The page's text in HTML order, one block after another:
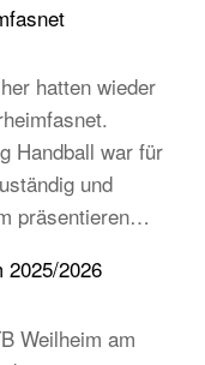
hatten wieder
Handball war für
und
präsentieren…
2025/2026
Weilheim am